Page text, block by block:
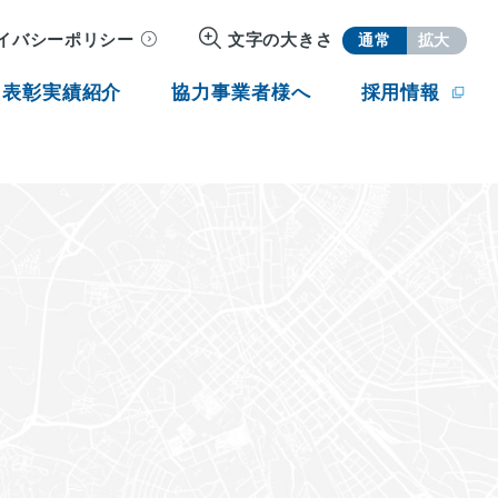
バシーポリシー 文字の大きさ 通常 拡大
彰実績紹介 協力事業者様へ 採用情報